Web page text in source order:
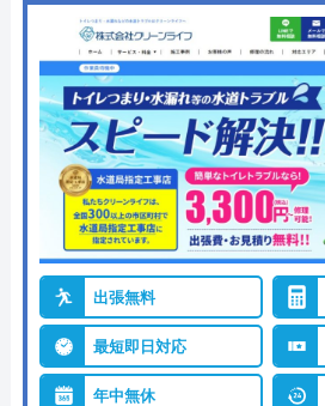
出張無料
最短即日対応
年中無休